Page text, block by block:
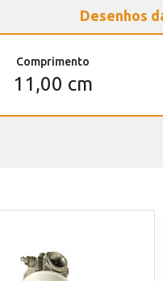
Desenhos
Comprimento
11,00 cm